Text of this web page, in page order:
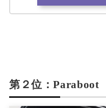
第２位：Paraboot